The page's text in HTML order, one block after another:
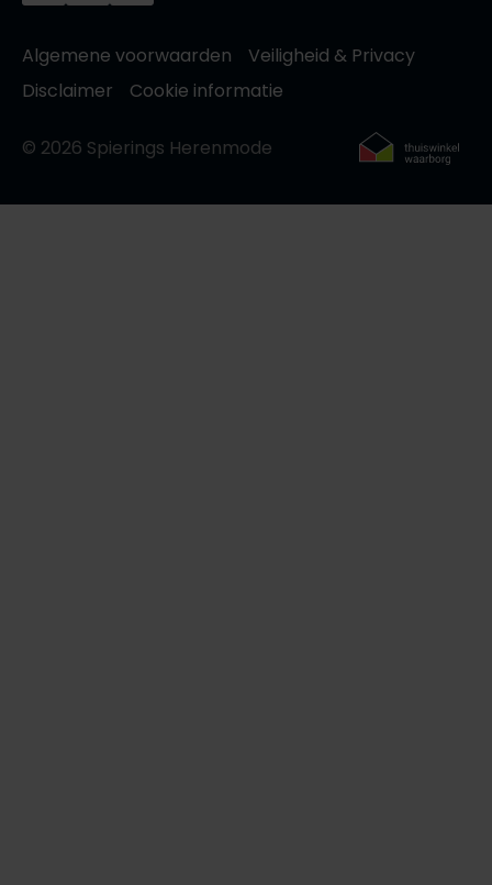
Algemene voorwaarden
Veiligheid & Privacy
Disclaimer
Cookie informatie
© 2026 Spierings Herenmode